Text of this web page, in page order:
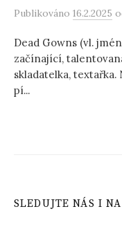
Publikováno 16.2.2025
Dead Gowns (vl.
začínající,
skladatelka, textařka.
pí...
SLEDUJTE NÁS I